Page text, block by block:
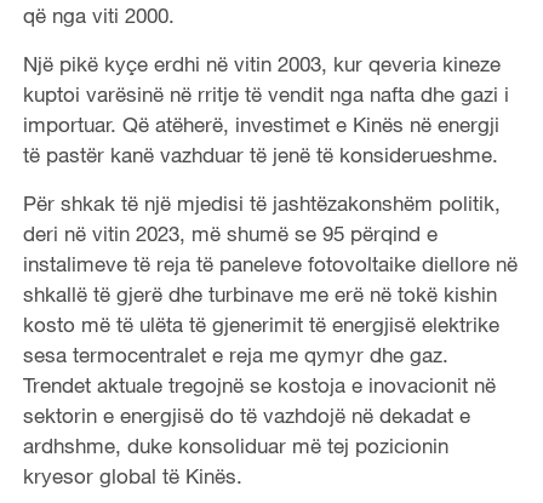
që nga viti 2000.
Një pikë kyçe erdhi në vitin 2003, kur qeveria kineze
kuptoi varësinë në rritje të vendit nga nafta dhe gazi i
importuar. Që atëherë, investimet e Kinës në energji
të pastër kanë vazhduar të jenë të konsiderueshme.
Për shkak të një mjedisi të jashtëzakonshëm politik,
deri në vitin 2023, më shumë se 95 përqind e
instalimeve të reja të paneleve fotovoltaike diellore në
shkallë të gjerë dhe turbinave me erë në tokë kishin
kosto më të ulëta të gjenerimit të energjisë elektrike
sesa termocentralet e reja me qymyr dhe gaz.
Trendet aktuale tregojnë se kostoja e inovacionit në
sektorin e energjisë do të vazhdojë në dekadat e
ardhshme, duke konsoliduar më tej pozicionin
kryesor global të Kinës.